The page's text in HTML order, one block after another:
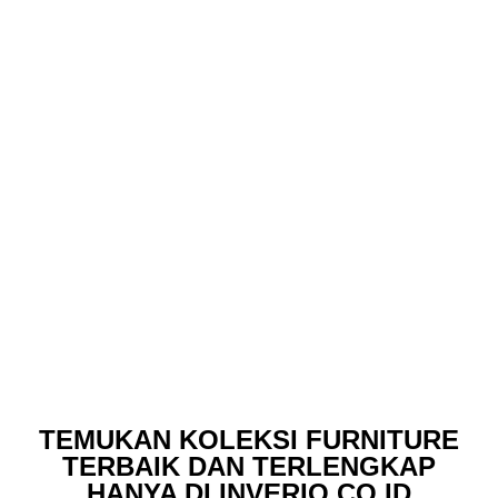
TEMUKAN KOLEKSI FURNITURE
TERBAIK DAN TERLENGKAP